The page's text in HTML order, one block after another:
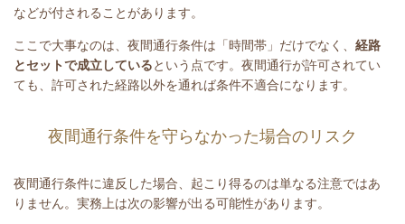
などが付されることがあります。
ここで大事なのは、夜間通行条件は「時間帯」だけでなく、 経路
とセットで成立しているという点です。夜間通行が許可されてい
ても、許可された経路以外を通れば条件不適合になります。
夜間通行条件を守らなかった場合のリスク
夜間通行条件に違反した場合、起こり得るのは単なる注意ではあ
りません。実務上は次の影響が出る可能性があります。